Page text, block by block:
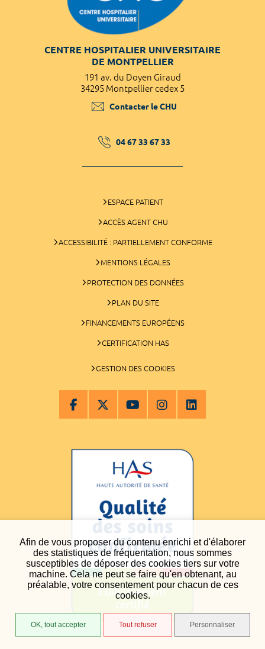
Afin de vous proposer du contenu enrichi et d'élaborer
des statistiques de fréquentation, nous sommes
susceptibles de déposer des cookies tiers sur votre
machine. Cela ne peut se faire qu'en obtenant, au
préalable, votre consentement pour chacun de ces
cookies.
OK, tout accepter Tout refuser Personnaliser
CENTRE HOSPITALIER UNIVERSITAIRE
DE MONTPELLIER
191 av. du Doyen Giraud
34295 Montpellier cedex 5
Contacter le CHU
04 67 33 67 33
ESPACE PATIENT
ACCÈS AGENT CHU
ACCESSIBILITÉ : PARTIELLEMENT CONFORME
MENTIONS LÉGALES
PROTECTION DES DONNÉES
PLAN DU SITE
FINANCEMENTS EUROPÉENS
CERTIFICATION HAS
GESTION DES COOKIES